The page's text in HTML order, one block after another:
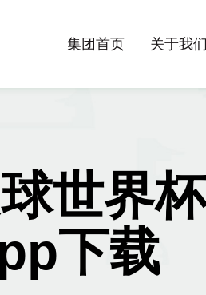
集团首页 关于我们
世界
下载